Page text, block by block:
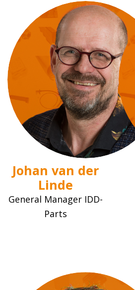
Johan van der
Linde
General Manager IDD-
Parts